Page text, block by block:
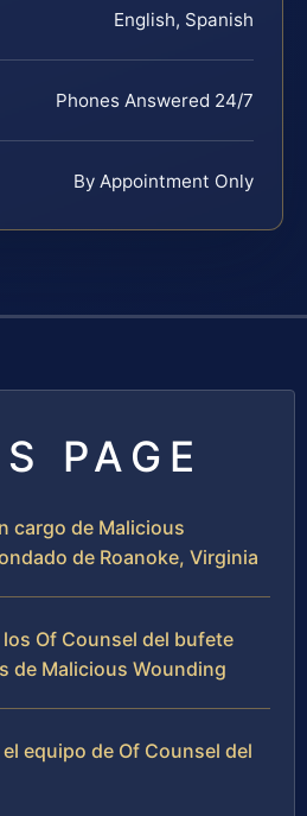
English, Spanish
Phones Answered 24/7
By Appointment Only
PAGE
cargo de Malicious
de Roanoke, Virginia
los Of Counsel del bufete
de Malicious Wounding
el equipo de Of Counsel del